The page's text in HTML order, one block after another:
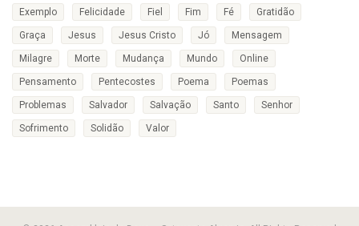
Exemplo Felicidade Fiel Fim Fé Gratidão
Graça Jesus Jesus Cristo Jó Mensagem
Milagre Morte Mudança Mundo Online
Pensamento Pentecostes Poema Poemas
Problemas Salvador Salvação Santo Senhor
Sofrimento Solidão Valor